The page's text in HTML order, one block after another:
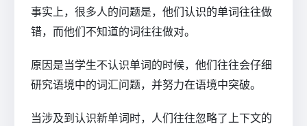
事实上，很多人的问题是，他们认识的单词往往做
错，而他们不知道的词往往做对。
原因是当学生不认识单词的时候，他们往往会仔细
研究语境中的词汇问题，并努力在语境中突破。
当涉及到认识新单词时，人们往往忽略了上下文的